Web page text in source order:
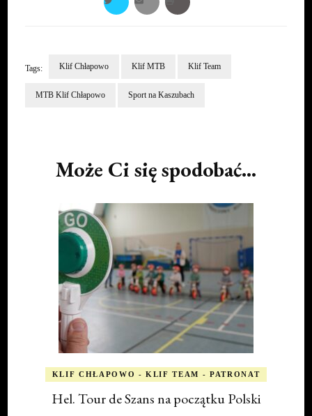
Tags: Klif Chłapowo Klif MTB Klif Team
MTB Klif Chłapowo Sport na Kaszubach
Może Ci się spodobać...
KLIF CHŁAPOWO - KLIF TEAM - PATRONAT
Hel. Tour de Szans na początku Polski